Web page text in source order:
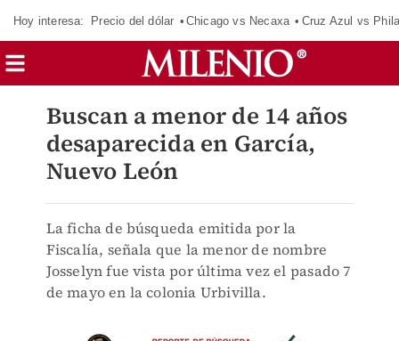
Hoy interesa: Precio del dólar Chicago vs Necaxa Cruz Azul vs
Buscan a menor de 14 años
desaparecida en García,
Nuevo León
La ficha de búsqueda emitida por la
Fiscalía, señala que la menor de nombre
Josselyn fue vista por última vez el pasado 7
de mayo en la colonia Urbivilla.